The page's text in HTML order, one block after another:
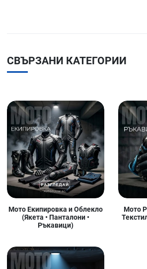
СВЪРЗАНИ КАТЕГОРИИ
Мото Екипировка и Облекло
(Якета • Панталони •
Ръкавици)
Мото